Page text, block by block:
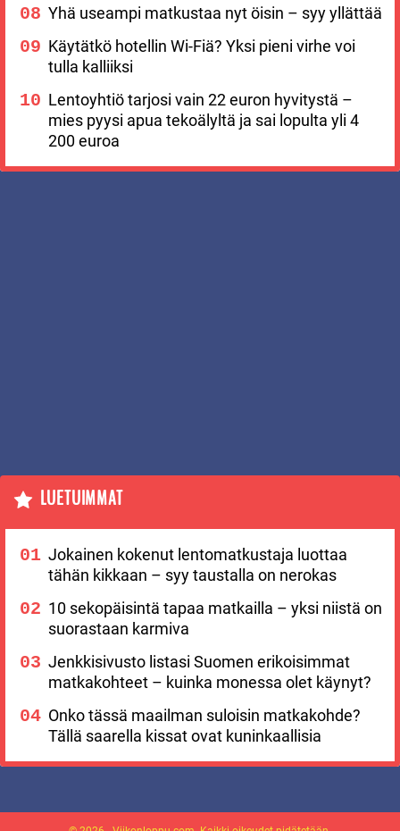
Yhä useampi matkustaa nyt öisin – syy yllättää
Käytätkö hotellin Wi-Fiä? Yksi pieni virhe voi
tulla kalliiksi
Lentoyhtiö tarjosi vain 22 euron hyvitystä –
mies pyysi apua tekoälyltä ja sai lopulta yli 4
200 euroa
LUETUIMMAT
Jokainen kokenut lentomatkustaja luottaa
tähän kikkaan – syy taustalla on nerokas
10 sekopäisintä tapaa matkailla – yksi niistä on
suorastaan karmiva
Jenkkisivusto listasi Suomen erikoisimmat
matkakohteet – kuinka monessa olet käynyt?
Onko tässä maailman suloisin matkakohde?
Tällä saarella kissat ovat kuninkaallisia